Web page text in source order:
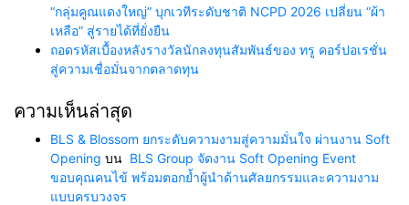
“กลุ่มคูณแดงใหญ่” บุกเวทีระดับชาติ NCPD 2026 เปลี่ยน “ผ้า
เหลือ” สู่รายได้ที่ยั่งยืน
ถอดรหัสเบื้องหลังรางวัลนักลงทุนสัมพันธ์ของ ทรู คอร์ปอเรชั่น
สู่ความเชื่อมั่นจากตลาดทุน
ความเห็นล่าสุด
BLS & Blossom ยกระดับความงามสู่ความมั่นใจ ผ่านงาน Soft
Opening บน BLS Group จัดงาน Soft Opening Event
ขอบคุณคนไข้ พร้อมตอกย้ำผู้นำด้านศัลยกรรมและความงาม
แบบครบวงจร